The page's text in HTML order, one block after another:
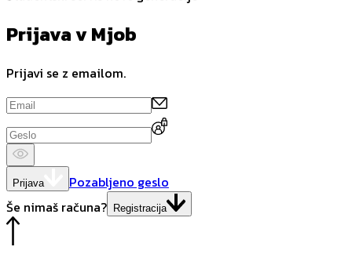
Prijava v Mjob
Prijavi se z emailom.
Prijava
Pozabljeno geslo
Še nimaš računa? Registracija